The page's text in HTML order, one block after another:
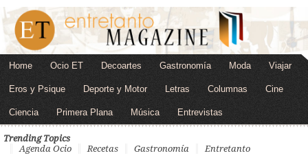
Home Ocio ET Decoartes Gastronomía Moda Viajar
Eros y Psique Deporte y Motor Letras Columnas Cine
Ciencia Primera Plana Música Entrevistas
Trending Topics
Agenda Ocio
Recetas Gastronomía Entretanto